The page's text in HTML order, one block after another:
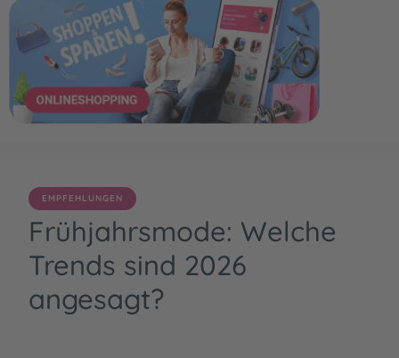
EMPFEHLUNGEN
Frühjahrsmode: Welche
Trends sind 2026
angesagt?